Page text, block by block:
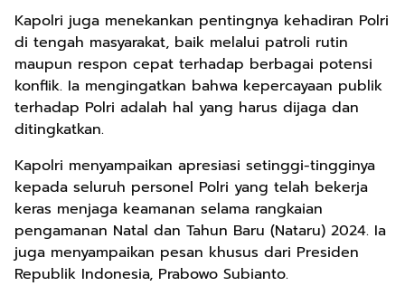
Kapolri juga menekankan pentingnya kehadiran Polri
di tengah masyarakat, baik melalui patroli rutin
maupun respon cepat terhadap berbagai potensi
konflik. Ia mengingatkan bahwa kepercayaan publik
terhadap Polri adalah hal yang harus dijaga dan
ditingkatkan.
Kapolri menyampaikan apresiasi setinggi-tingginya
kepada seluruh personel Polri yang telah bekerja
keras menjaga keamanan selama rangkaian
pengamanan Natal dan Tahun Baru (Nataru) 2024. Ia
juga menyampaikan pesan khusus dari Presiden
Republik Indonesia, Prabowo Subianto.